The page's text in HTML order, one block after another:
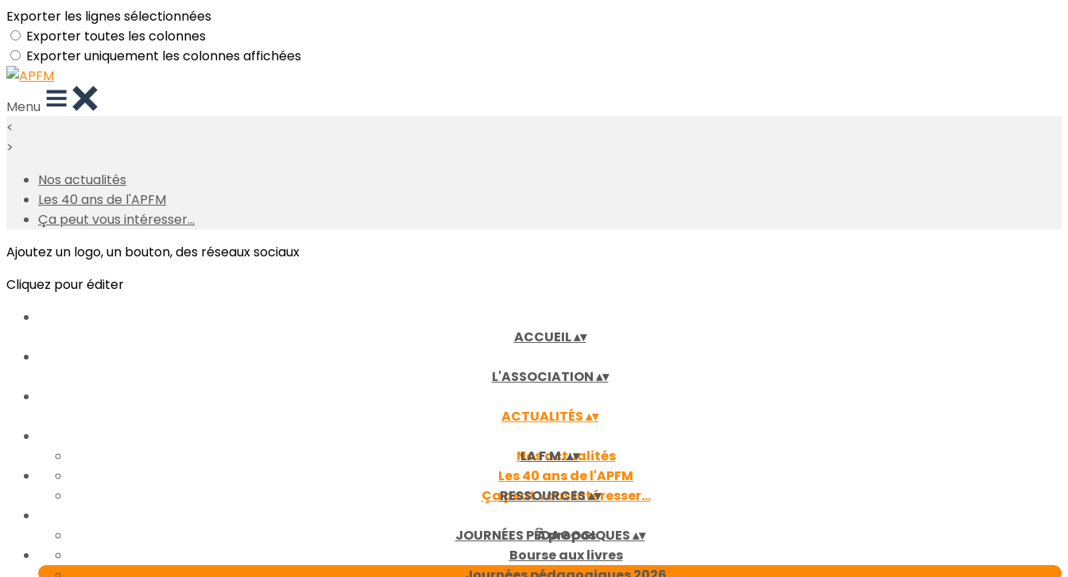
Exporter les lignes sélectionnées
Exporter toutes les colonnes
Exporter uniquement les colonnes affichées
Menu
<
>
Nos actualités
Les 40 ans de l'APFM
Ça peut vous intéresser...
Ajoutez un logo, un bouton, des réseaux sociaux
Cliquez pour éditer
ACCUEIL▴▾
L'ASSOCIATION▴▾
ACTUALITÉS▴▾
Nos actualités
Les 40 ans de l'APFM
Ça peut vous intéresser...
LA F.M.▴▾
RESSOURCES▴▾
À propos
Bourse aux livres
JOURNÉES PÉDAGOGIQUES▴▾